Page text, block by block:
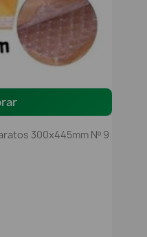
300x445mm Nº 9